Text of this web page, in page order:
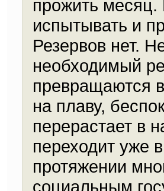
прожить месяц.
испытывать и
Резервов нет.
необходимый
превращаются
на плаву,
перерастает в
переходит уже
протяжении
социальным